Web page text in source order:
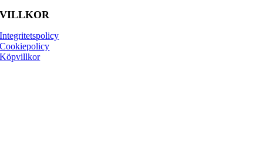
VILLKOR
Integritetspolicy
Cookiepolicy
Köpvillkor